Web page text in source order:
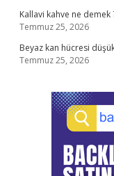
Kallavi kahve ne demek
Temmuz 25, 2026
Beyaz kan hücresi
Temmuz 25, 2026